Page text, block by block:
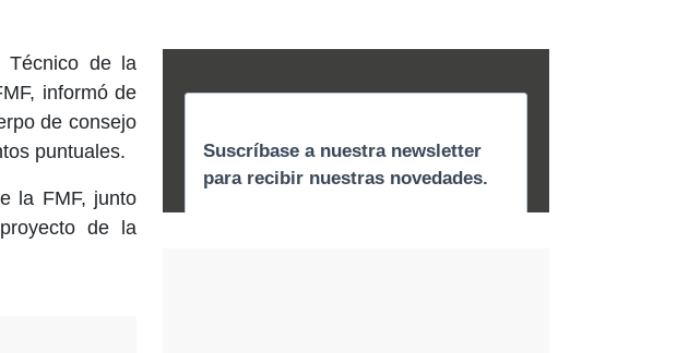
Técnico de la
informó de
de consejo
puntuales.
la FMF, junto
de la